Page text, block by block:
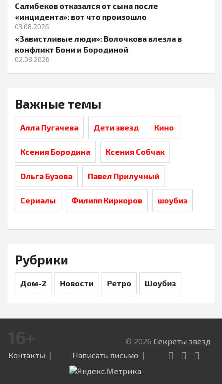
Салибеков отказался от сына после
«инцидента»: вот что произошло
03.08.2026
«Завистливые люди»: Волочкова влезла в
конфликт Бони и Бородиной
02.08.2026
Важные темы
Алла Пугачева Дети звезд Кино
Ксения Бородина Ксения Собчак
Ольга Бузова Павел Прилучный
Сериалы Филипп Киркоров шоубиз
Рубрики
Дом-2 Новости Ретро Шоубиз
© 2026 Секреты звёзд
Контакты
Написать письмо